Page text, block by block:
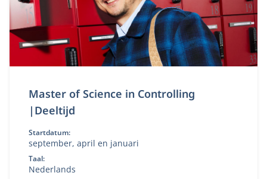
Master of Science in Controlling
|Deeltijd
Startdatum:
september, april en januari
Taal:
Nederlands